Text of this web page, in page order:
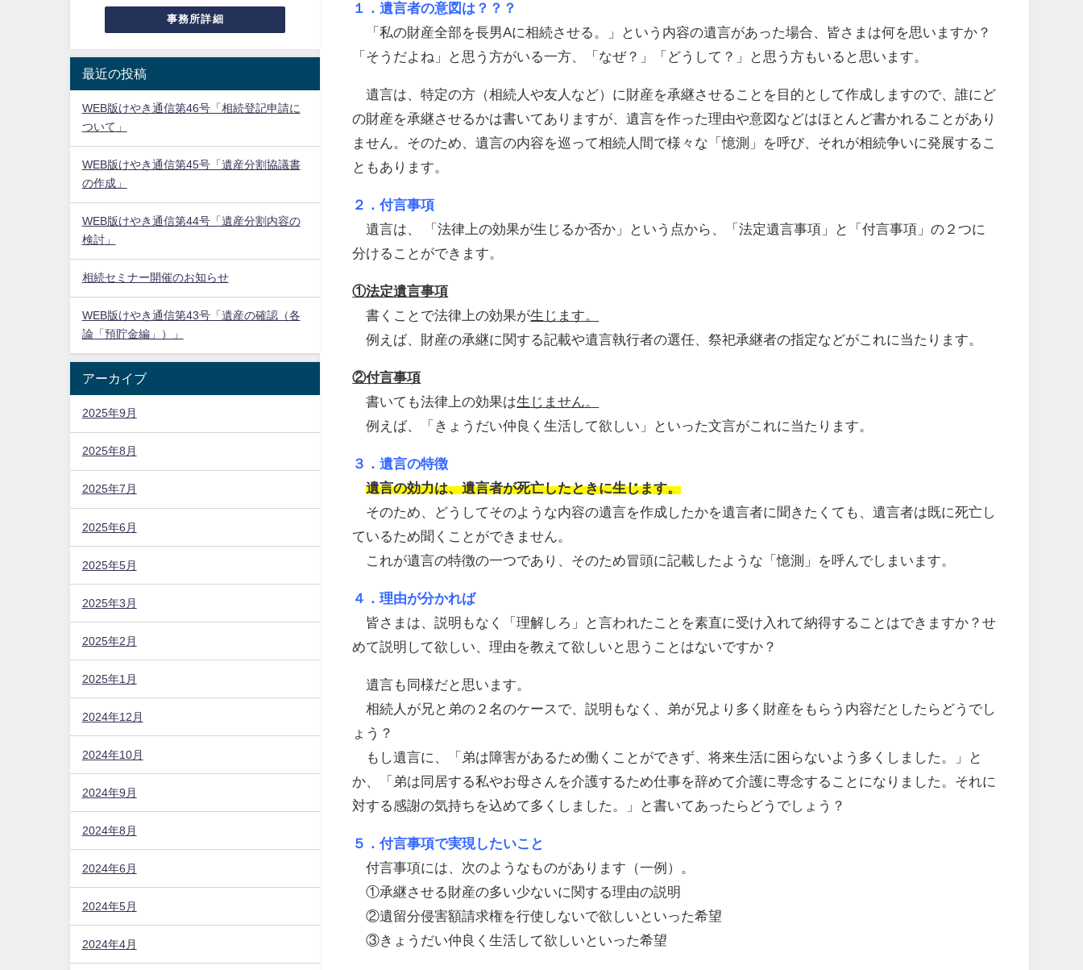
１．遺言者の意図は？？？
「私の財産全部を長男Aに相続させる。」という内容の遺言があった場合、皆さまは何を思いますか？
「そうだよね」と思う方がいる一方、「なぜ？」「どうして？」と思う方もいると思います。
遺言は、特定の方（相続人や友人など）に財産を承継させることを目的として作成しますので、誰にど
の財産を承継させるかは書いてありますが、遺言を作った理由や意図などはほとんど書かれることがあり
ません。そのため、遺言の内容を巡って相続人間で様々な「憶測」を呼び、それが相続争いに発展するこ
ともあります。
２．付言事項
遺言は、 「法律上の効果が生じるか否か」という点から、「法定遺言事項」と「付言事項」の２つに
分けることができます。
①法定遺言事項
書くことで法律上の効果が生じます。
例えば、財産の承継に関する記載や遺言執行者の選任、祭祀承継者の指定などがこれに当たります。
②付言事項
書いても法律上の効果は生じません。
例えば、「きょうだい仲良く生活して欲しい」といった文言がこれに当たります。
３．遺言の特徴
遺言の効力は、遺言者が死亡したときに生じます。
そのため、どうしてそのような内容の遺言を作成したかを遺言者に聞きたくても、遺言者は既に死亡し
ているため聞くことができません。
これが遺言の特徴の一つであり、そのため冒頭に記載したような「憶測」を呼んでしまいます。
４．理由が分かれば
皆さまは、説明もなく「理解しろ」と言われたことを素直に受け入れて納得することはできますか？せ
めて説明して欲しい、理由を教えて欲しいと思うことはないですか？
遺言も同様だと思います。
相続人が兄と弟の２名のケースで、説明もなく、弟が兄より多く財産をもらう内容だとしたらどうでし
ょう？
もし遺言に、「弟は障害があるため働くことができず、将来生活に困らないよう多くしました。」と
か、「弟は同居する私やお母さんを介護するため仕事を辞めて介護に専念することになりました。それに
対する感謝の気持ちを込めて多くしました。」と書いてあったらどうでしょう？
５．付言事項で実現したいこと
付言事項には、次のようなものがあります（一例）。
①承継させる財産の多い少ないに関する理由の説明
②遺留分侵害額請求権を行使しないで欲しいといった希望
③きょうだい仲良く生活して欲しいといった希望
事務所詳細
最近の投稿
WEB版けやき通信第46号「相続登記申請に
ついて」
WEB版けやき通信第45号「遺産分割協議書
の作成」
WEB版けやき通信第44号「遺産分割内容の
検討」
相続セミナー開催のお知らせ
WEB版けやき通信第43号「遺産の確認（各
論「預貯金編」）」
アーカイブ
2025年9月
2025年8月
2025年7月
2025年6月
2025年5月
2025年3月
2025年2月
2025年1月
2024年12月
2024年10月
2024年9月
2024年8月
2024年6月
2024年5月
2024年4月